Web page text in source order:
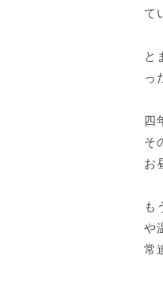
て
と
っ
四
そ
お
も
や
常